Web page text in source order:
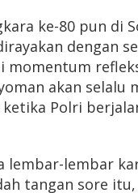
ke-80 pun di
dengan
momentum
akan selalu
ketika Polri
lembar-lembar
tangan sore